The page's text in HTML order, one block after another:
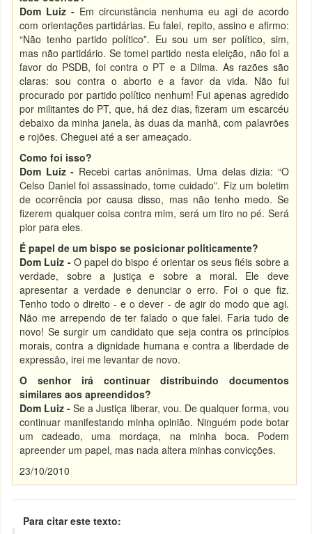
Dom Luiz - Em circunstância nenhuma eu agi de acordo
com orientações partidárias. Eu falei, repito, assino e afirmo:
“Não tenho partido político”. Eu sou um ser político, sim,
mas não partidário. Se tomei partido nesta eleição, não foi a
favor do PSDB, foi contra o PT e a Dilma. As razões são
claras: sou contra o aborto e a favor da vida. Não fui
procurado por partido político nenhum! Fui apenas agredido
por militantes do PT, que, há dez dias, fizeram um escarcéu
debaixo da minha janela, às duas da manhã, com palavrões
e rojões. Cheguei até a ser ameaçado.
Como foi isso?
Dom Luiz - Recebi cartas anônimas. Uma delas dizia: “O
Celso Daniel foi assassinado, tome cuidado”. Fiz um boletim
de ocorrência por causa disso, mas não tenho medo. Se
fizerem qualquer coisa contra mim, será um tiro no pé. Será
pior para eles.
É papel de um bispo se posicionar politicamente?
Dom Luiz - O papel do bispo é orientar os seus fiéis sobre a
verdade, sobre a justiça e sobre a moral. Ele deve
apresentar a verdade e denunciar o erro. Foi o que fiz.
Tenho todo o direito - e o dever - de agir do modo que agi.
Não me arrependo de ter falado o que falei. Faria tudo de
novo! Se surgir um candidato que seja contra os princípios
morais, contra a dignidade humana e contra a liberdade de
expressão, irei me levantar de novo.
O senhor irá continuar distribuindo documentos
similares aos apreendidos?
Dom Luiz -Se a Justiça liberar, vou. De qualquer forma, vou
continuar manifestando minha opinião. Ninguém pode botar
um cadeado, uma mordaça, na minha boca. Podem
apreender um papel, mas nada altera minhas convicções.
23/10/2010
Para citar este texto: